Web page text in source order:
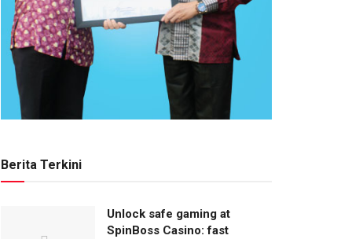
Berita Terkini
Unlock safe gaming at
SpinBoss Casino: fast